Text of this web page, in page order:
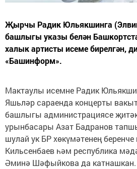
Җырчы Радик Юльякшинга
башлыгы указы белән
халык артисты исеме бирелгән,
«Башинформ».
Мактаулы исемне Радик
Яшьләр сараенда концерты
башлыгы администрациясе
урынбасары Азат Бадранов
шулай ук БР хөкүмәтенең
Кильсенбаев һәм республика
Әминә Шәфыйкова да катнашкан.